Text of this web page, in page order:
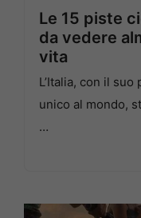
Le 15 piste
da vedere
vita
L’Italia, con il
unico al mondo,
…